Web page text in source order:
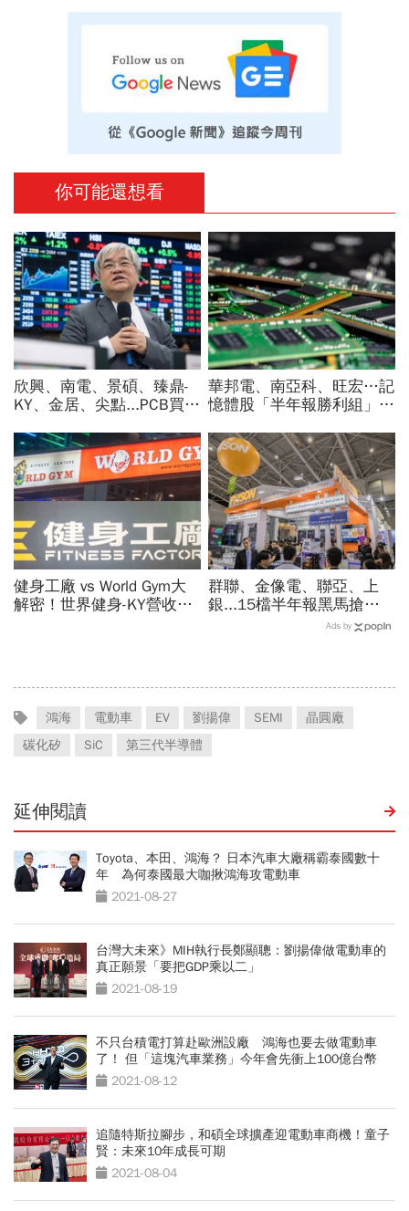
你可能還想看
欣興、南電、景碩、臻鼎-
KY、金居、尖點...PCB買誰
11月末升段首選，V轉反彈
最快
華邦電、南亞科、旺宏…記
憶體股「半年報勝利組」是
檔2天砍6.2萬張為什麼
健身工廠 vs World Gym大
解密！世界健身-KY營收大
群聯、金像電、聯亞、上
銀...15檔半年報黑馬搶先
卡位！分析師揭選股4指
Ads by
鴻海 電動車 EV 劉揚偉 SEMI
晶圓廠
碳化矽
SiC 第三代半導體
延伸閱讀
Toyota、本田、鴻海？ 日本汽車大廠稱霸泰國數十
年 為何泰國最大咖揪鴻海攻電動車
2021-08-27
台灣大未來》MIH執行長鄭顯聰：劉揚偉做電動車的
真正願景「要把GDP乘以二」
2021-08-19
不只台積電打算赴歐洲設廠 鴻海也要去做電動車
了！ 但「這塊汽車業務」今年會先衝上100億台幣
2021-08-12
追隨特斯拉腳步，和碩全球擴產迎電動車商機！童子
賢：未來10年成長可期
2021-08-04